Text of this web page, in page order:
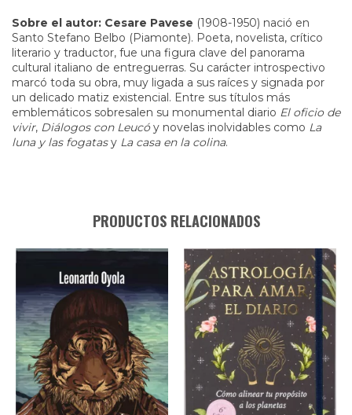
Sobre el autor: Cesare Pavese (1908-1950) nació en
Santo Stefano Belbo (Piamonte). Poeta, novelista, crítico
literario y traductor, fue una figura clave del panorama
cultural italiano de entreguerras. Su carácter introspectivo
marcó toda su obra, muy ligada a sus raíces y signada por
un delicado matiz existencial. Entre sus títulos más
emblemáticos sobresalen su monumental diario El oficio de
vivir, Diálogos con Leucóy novelas inolvidables como La
luna y las fogatasy La casa en la colina.
PRODUCTOS RELACIONADOS